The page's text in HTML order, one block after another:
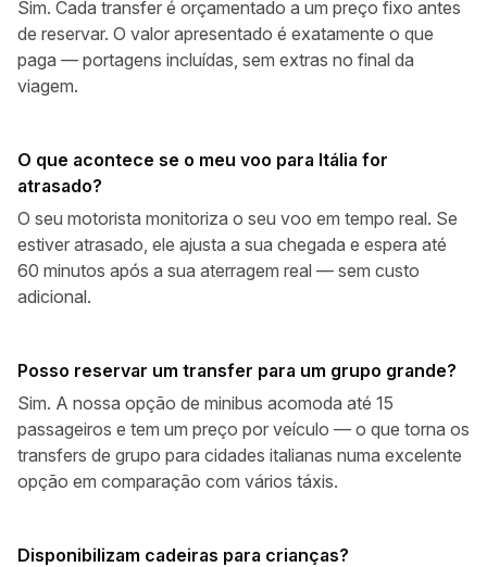
Sim. Cada transfer é orçamentado a um preço fixo antes
de reservar. O valor apresentado é exatamente o que
paga — portagens incluídas, sem extras no final da
viagem.
O que acontece se o meu voo para Itália for
atrasado?
O seu motorista monitoriza o seu voo em tempo real. Se
estiver atrasado, ele ajusta a sua chegada e espera até
60 minutos após a sua aterragem real — sem custo
adicional.
Posso reservar um transfer para um grupo grande?
Sim. A nossa opção de minibus acomoda até 15
passageiros e tem um preço por veículo — o que torna os
transfers de grupo para cidades italianas numa excelente
opção em comparação com vários táxis.
Disponibilizam cadeiras para crianças?